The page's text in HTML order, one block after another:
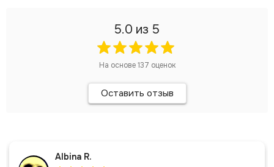
5.0 из 5
На основе137 оценок
Оставить отзыв
Albina R.